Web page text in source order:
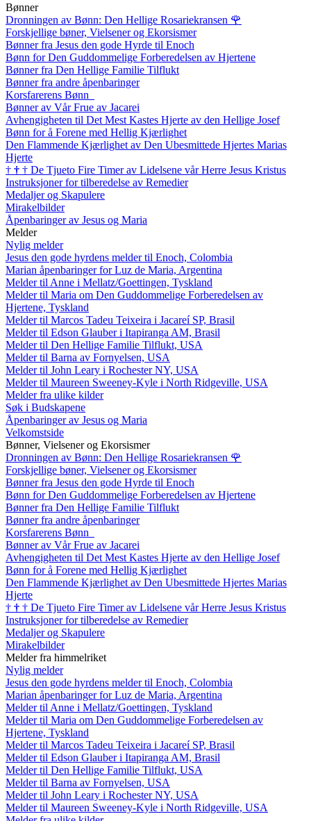
Bønner
Dronningen av Bønn: Den Hellige Rosariekransen 🌹
Forskjellige bøner, Vielsener og Ekorsismer
Bønner fra Jesus den gode Hyrde til Enoch
Bønn for Den Guddommelige Forberedelsen av Hjertene
Bønner fra Den Hellige Familie Tilflukt
Bønner fra andre åpenbaringer
Korsfarerens Bønn
Bønner av Vår Frue av Jacarei
Avhengigheten til Det Mest Kastes Hjerte av den Hellige Josef
Bønn for å Forene med Hellig Kjærlighet
Den Flammende Kjærlighet av Den Ubesmittede Hjertes Marias
Hjerte
† † † De Tjueto Fire Timer av Lidelsene vår Herre Jesus Kristus
Instruksjoner for tilberedelse av Remedier
Medaljer og Skapulere
Mirakelbilder
Åpenbaringer av Jesus og Maria
Melder
Nylig melder
Jesus den gode hyrdens melder til Enoch, Colombia
Marian åpenbaringer for Luz de Maria, Argentina
Melder til Anne i Mellatz/Goettingen, Tyskland
Melder til Maria om Den Guddommelige Forberedelsen av
Hjertene, Tyskland
Melder til Marcos Tadeu Teixeira i Jacareí SP, Brasil
Melder til Edson Glauber i Itapiranga AM, Brasil
Melder til Den Hellige Familie Tilflukt, USA
Melder til Barna av Fornyelsen, USA
Melder til John Leary i Rochester NY, USA
Melder til Maureen Sweeney-Kyle i North Ridgeville, USA
Melder fra ulike kilder
Søk i Budskapene
Åpenbaringer av Jesus og Maria
Velkomstside
Bønner, Vielsener og Ekorsismer
Dronningen av Bønn: Den Hellige Rosariekransen 🌹
Forskjellige bøner, Vielsener og Ekorsismer
Bønner fra Jesus den gode Hyrde til Enoch
Bønn for Den Guddommelige Forberedelsen av Hjertene
Bønner fra Den Hellige Familie Tilflukt
Bønner fra andre åpenbaringer
Korsfarerens Bønn
Bønner av Vår Frue av Jacarei
Avhengigheten til Det Mest Kastes Hjerte av den Hellige Josef
Bønn for å Forene med Hellig Kjærlighet
Den Flammende Kjærlighet av Den Ubesmittede Hjertes Marias
Hjerte
† † † De Tjueto Fire Timer av Lidelsene vår Herre Jesus Kristus
Instruksjoner for tilberedelse av Remedier
Medaljer og Skapulere
Mirakelbilder
Melder fra himmelriket
Nylig melder
Jesus den gode hyrdens melder til Enoch, Colombia
Marian åpenbaringer for Luz de Maria, Argentina
Melder til Anne i Mellatz/Goettingen, Tyskland
Melder til Maria om Den Guddommelige Forberedelsen av
Hjertene, Tyskland
Melder til Marcos Tadeu Teixeira i Jacareí SP, Brasil
Melder til Edson Glauber i Itapiranga AM, Brasil
Melder til Den Hellige Familie Tilflukt, USA
Melder til Barna av Fornyelsen, USA
Melder til John Leary i Rochester NY, USA
Melder til Maureen Sweeney-Kyle i North Ridgeville, USA